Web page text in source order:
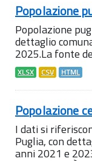
Popolazione
Popolazione
dettaglio
2025.La fonte
XLSX CSV HTML
Popolazione
I dati si
Puglia, con
anni 2021 e